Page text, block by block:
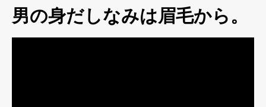
男の身だしなみは眉毛から。